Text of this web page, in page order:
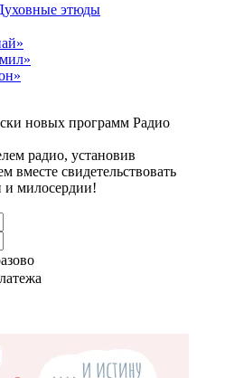
этюды
новых программ Радио
радио, установив
вместе свидетельствовать
милосердии!